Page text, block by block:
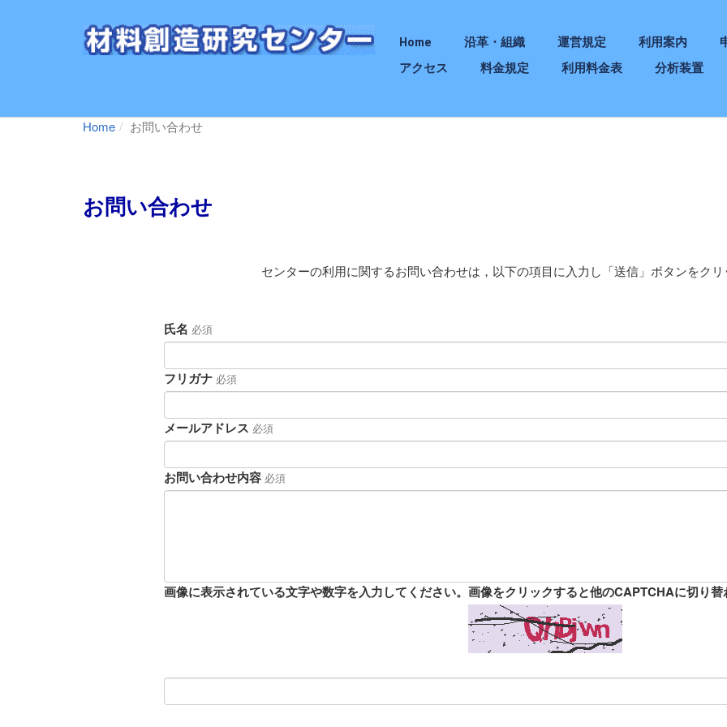
Home 沿革・組織 運営規定 利用案内
アクセス
料金規定 利用料金表 分析装置
Home お問い合わせ
お問い合わせ
センターの利用に関するお問い合わせは，以下の項目に入力し「送信」ボタンをクリ
氏名 必須
フリガナ 必須
メールアドレス 必須
お問い合わせ内容 必須
画像に表示されている文字や数字を入力してください。画像をクリックすると他のCAPTCHAに切り替